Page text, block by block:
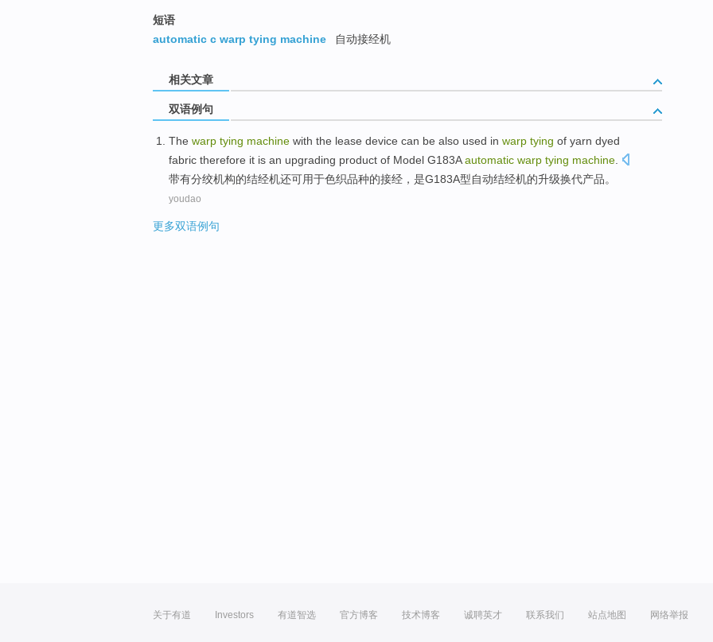
短语
automatic c warp tying machine
自动接经机
相关文章
双语例句
The warp tying machine with the lease device can be also used in warp tying of yarn dyed
fabric therefore it is an upgrading product of Model G183A automatic warp tying machine
带有分绞机构的结经机还可用于色织品种的接经， 是G183A型自动结经机的升级换代产品。
youdao
更多双语例句
关于有道 Investors 有道智选 官方博客 技术博客 诚聘英才 联系我们 站点地图 网络举报